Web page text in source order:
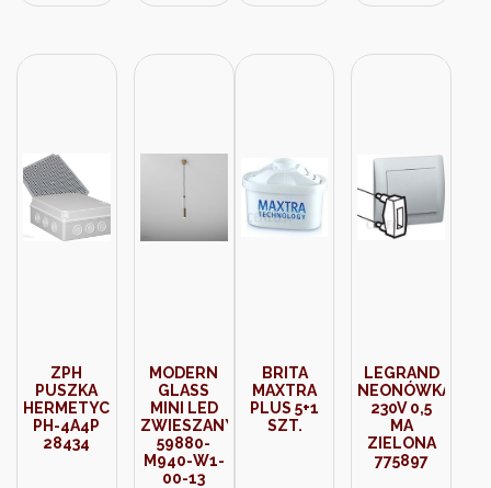
ZPH
PUSZKA
HERMETYCZNA
PH-4A4P
28434
MODERN
GLASS
MINI LED
ZWIESZANY
59880-
M940-W1-
00-13
BRITA
MAXTRA
PLUS 5+1
SZT.
LEGRAND
NEONÓWKA
230V 0,5
MA
ZIELONA
775897